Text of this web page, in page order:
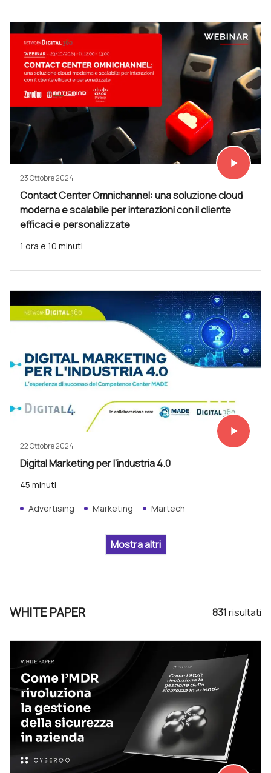
Vedi subito
play_arrow
23 Ottobre 2024
Contact Center Omnichannel: una soluzione cloud
moderna e scalabile per interazioni con il cliente
efficaci e personalizzate
1 ora e 10 minuti
Vedi subito
play_arrow
22 Ottobre 2024
Digital Marketing per l’industria 4.0
45 minuti
Advertising Marketing Martech
WHITE PAPER 831risultati